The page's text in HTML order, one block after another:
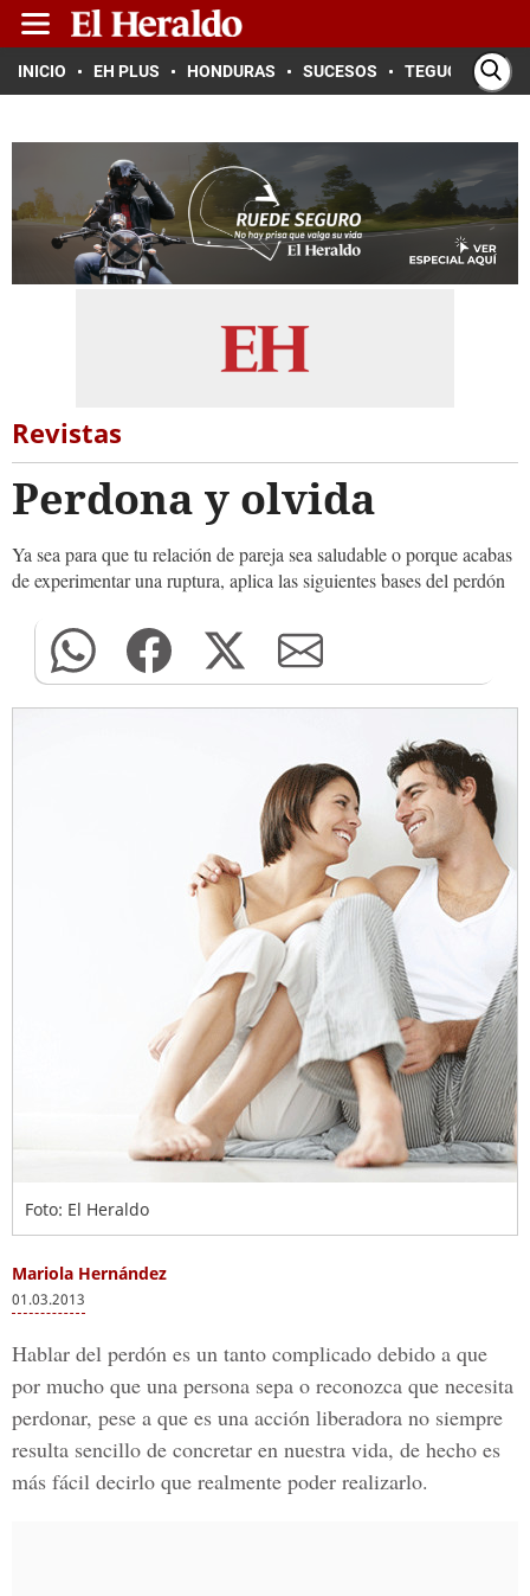
INICIO EH PLUS HONDURAS SUCESOS TEGUCIGALPA
Revistas
Perdona y olvida
Ya sea para que tu relación de pareja sea saludable o porque acabas
de experimentar una ruptura, aplica las siguientes bases del perdón
Foto: El Heraldo
Mariola Hernández
01.03.2013
Hablar del perdón es un tanto complicado debido a que
por mucho que una persona sepa o reconozca que necesita
perdonar, pese a que es una acción liberadora no siempre
resulta sencillo de concretar en nuestra vida, de hecho es
más fácil decirlo que realmente poder realizarlo.